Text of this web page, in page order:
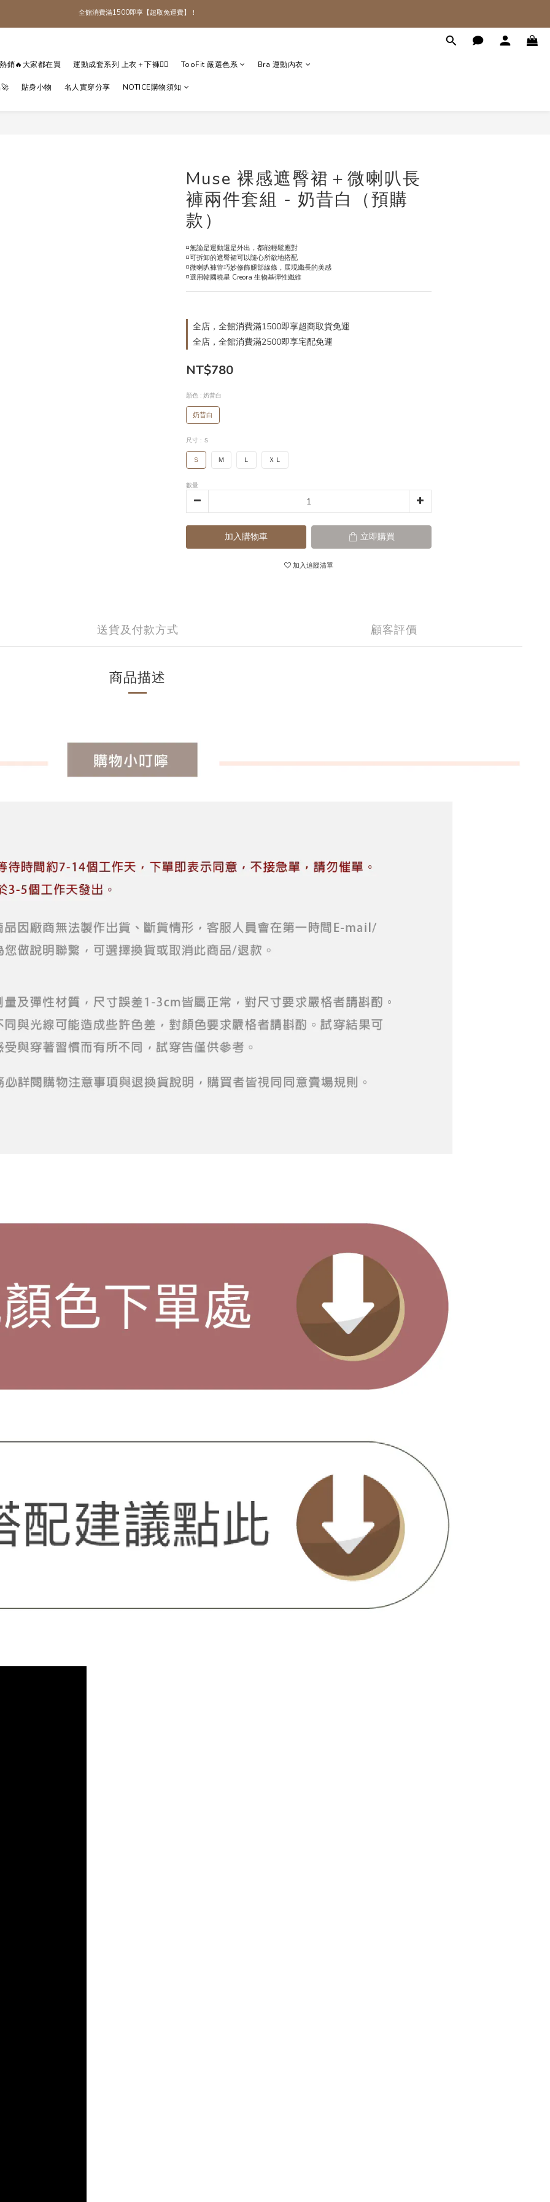
全館消費滿1500即享【超取免運費】！
加入TooFit 官方 LINE 領取＄50 折扣碼
銷🔥大家都在買 運動成套系列 上衣＋下褲👯‍♀️ TooFit 嚴選色系 Bra 運動內衣
貼身小物 名人實穿分享 NOTICE購物須知
Muse 裸感遮臀裙＋微喇叭長
褲兩件套組 - 奶昔白（預購
款）
◽️無論是運動還是外出，都能輕鬆應對
◽️可拆卸的遮臀裙可以隨心所欲地搭配
◽️微喇叭褲管巧妙修飾腿部線條，展現纖長的美感
◽️選用韓國曉星 Creora 生物基彈性纖維
全店，全館消費滿1500即享超商取貨免運
全店，全館消費滿2500即享宅配免運
NT$780
顏色 : 奶昔白
奶昔白
尺寸 : Ｓ
Ｓ Ｍ Ｌ ＸＬ
數量
加入購物車 立即購買
加入追蹤清單
送貨及付款方式 顧客評價
商品描述